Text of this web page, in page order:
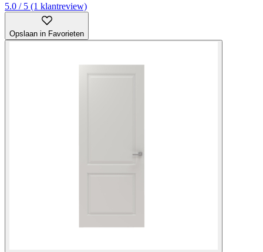
5.0 / 5 (1 klantreview)
Opslaan in Favorieten